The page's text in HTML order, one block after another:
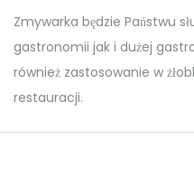
Zmywarka będzie Państwu
gastronomii jak i dużej
również zastosowanie w
restauracji.